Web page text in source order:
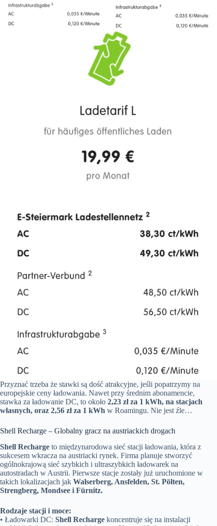
Przyznać trzeba że stawki są dość atrakcyjne, jeśli popatrzymy na
europejskie ceny ładowania. Nawet przy średnim abonamencie,
stawka za ładowanie DC, to około 2,23 zł za 1 kWh, na stacjach
własnych, oraz 2,56 zł za 1 kWh w Roamingu. Nie jest źle…
Shell Recharge – Globalny gracz na austriackich drogach
Shell Recharge to międzynarodowa sieć stacji ładowania, która z
sukcesem wkracza na austriacki rynek. Firma planuje stworzyć
ogólnokrajową sieć szybkich i ultraszybkich ładowarek na
autostradach w Austrii. Pierwsze stacje zostały już uruchomione w
takich lokalizacjach jak Walserberg, Ansfelden, St. Pölten,
Strengberg, Mondsee i Fürnitz.
Rodzaje stacji i moce:
• Ładowarki DC: Shell Recharge koncentruje się na instalacji